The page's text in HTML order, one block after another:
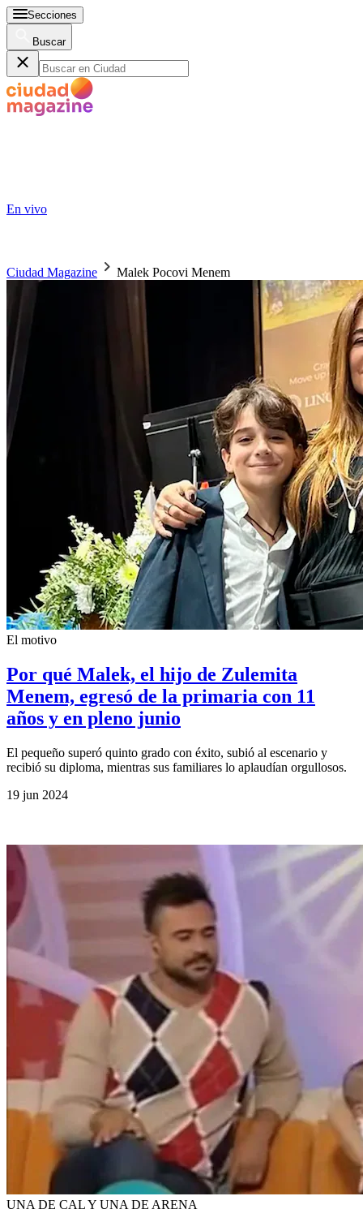
Secciones
Buscar
En vivo
Ciudad Magazine Malek Pocovi Menem
El motivo
Por qué Malek, el hijo de Zulemita
Menem, egresó de la primaria con 11
años y en pleno junio
El pequeño superó quinto grado con éxito, subió al escenario y
recibió su diploma, mientras sus familiares lo aplaudían orgullosos.
19 jun 2024
UNA DE CAL Y UNA DE ARENA